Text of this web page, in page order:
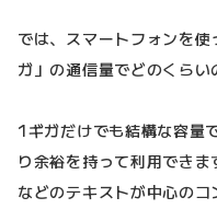
では、スマートフォンを
ガ」の通信量でどのくらい
1ギガだけでも結構な容量
り余裕を持って利用でき
などのテキストが中心の